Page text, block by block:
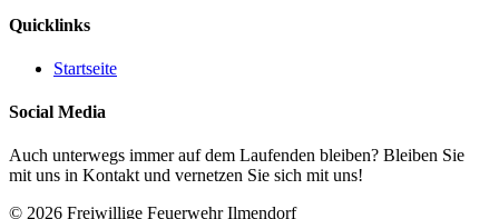
Quicklinks
Startseite
Social Media
Auch unterwegs immer auf dem Laufenden bleiben? Bleiben Sie
mit uns in Kontakt und vernetzen Sie sich mit uns!
© 2026 Freiwillige Feuerwehr Ilmendorf